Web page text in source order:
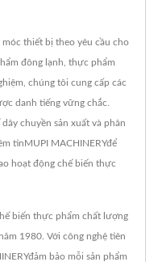
móc thiết bị theo yêu cầu cho
đông lạnh, thực phẩm
chúng tôi cung cấp các
danh tiếng vững chắc.
chuyền sản xuất và phân
tinMUPI MACHINERYđể
hoạt động chế biến thực
biến thực phẩm chất lượng
1980. Với công nghệ tiên
bảo mỗi sản phẩm